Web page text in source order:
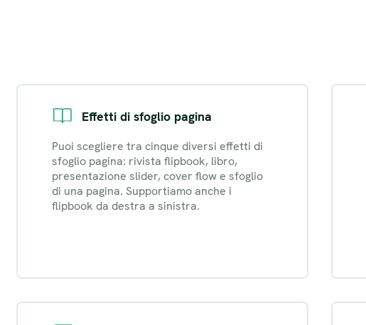
Effetti di sfoglio pagina
Puoi scegliere tra cinque diversi effetti di
sfoglio pagina: rivista flipbook, libro,
presentazione slider, cover flow e sfoglio
di una pagina. Supportiamo anche i
flipbook da destra a sinistra.